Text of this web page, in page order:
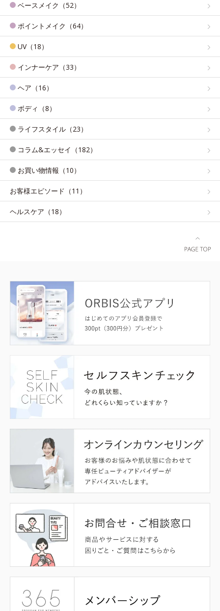
ベースメイク（52）
ポイントメイク（64）
UV（18）
インナーケア（33）
ヘア（16）
ボディ（8）
ライフスタイル（23）
コラム&エッセイ（182）
お買い物情報（10）
お客様エピソード（11）
ヘルスケア（18）